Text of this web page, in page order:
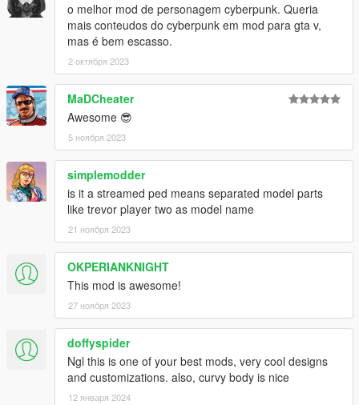
o melhor mod de personagem cyberpunk. Queria
mais conteudos do cyberpunk em mod para gta v,
mas é bem escasso.
2 октября 2023
MaDCheater
Awesome 😎
5 ноября 2023
simplemodder
is it a streamed ped means separated model parts
like trevor player two as model name
21 ноября 2023
OKPERIANKNIGHT
This mod is awesome!
27 ноября 2023
doffyspider
Ngl this is one of your best mods, very cool designs
and customizations. also, curvy body is nice
12 января 2024